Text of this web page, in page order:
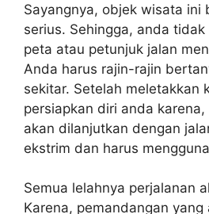
Sayangnya, objek wisata ini
serius. Sehingga, anda
peta atau petunjuk jalan
Anda harus rajin-rajin
sekitar. Setelah meletakkan
persiapkan diri anda
akan dilanjutkan dengan
ekstrim dan harus
Semua lelahnya perjalanan
Karena, pemandangan